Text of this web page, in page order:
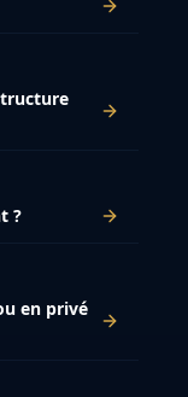
?
en privé